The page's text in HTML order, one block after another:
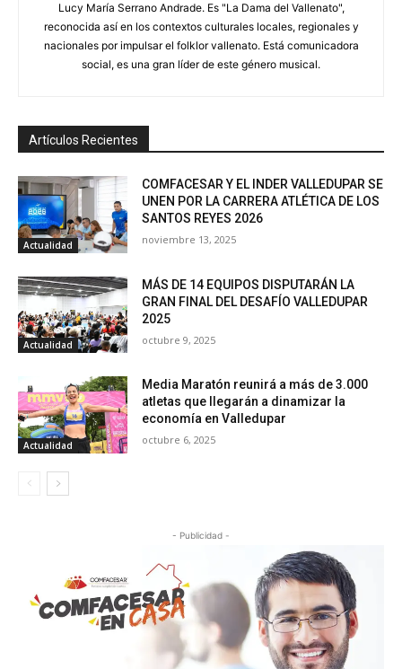
Lucy María Serrano Andrade. Es "La Dama del Vallenato",
reconocida así en los contextos culturales locales, regionales y
nacionales por impulsar el folklor vallenato. Está comunicadora
social, es una gran líder de este género musical.
Artículos Recientes
Actualidad
COMFACESAR Y EL INDER VALLEDUPAR SE
UNEN POR LA CARRERA ATLÉTICA DE LOS
SANTOS REYES 2026
noviembre 13, 2025
Actualidad
MÁS DE 14 EQUIPOS DISPUTARÁN LA
GRAN FINAL DEL DESAFÍO VALLEDUPAR
2025
octubre 9, 2025
Actualidad
Media Maratón reunirá a más de 3.000
atletas que llegarán a dinamizar la
economía en Valledupar
octubre 6, 2025
- Publicidad -